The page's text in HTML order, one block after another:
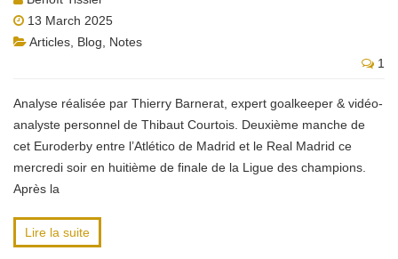
13 March 2025
Articles Blog
Notes
1
Analyse réalisée par Thierry Barnerat, expert goalkeeper & vidéo-
analyste personnel de Thibaut Courtois. Deuxième manche de
cet Euroderby entre l’Atlético de Madrid et le Real Madrid ce
mercredi soir en huitième de finale de la Ligue des champions.
Après la
Lire la suite